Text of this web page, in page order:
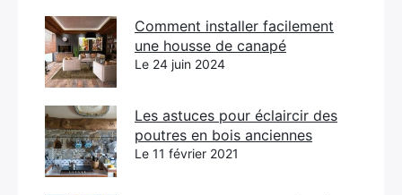
Comment installer facilement
une housse de canapé
Le 24 juin 2024
Les astuces pour éclaircir des
poutres en bois anciennes
Le 11 février 2021